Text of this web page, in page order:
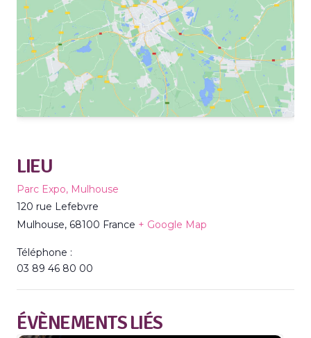
LIEU
Parc Expo, Mulhouse
120 rue Lefebvre
Mulhouse, 68100 France + Google Map
Téléphone :
03 89 46 80 00
ÉVÈNEMENTS LIÉS